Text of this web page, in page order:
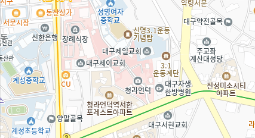
电波瘦脂
EDGE EVA吸脂
去除面颊脂肪
苹果臀脂肪移植
身体提拉
EDGE溶脂针
手背脂肪移植
相談/予約 하위분류
Instagram
Kakao
コミュニティー 하위분류
公告
活动
前后照片